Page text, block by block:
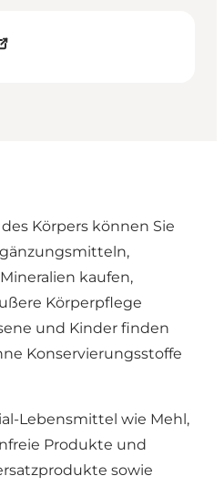
Körpers können Sie
kaufen,
Körperpflege
und Kinder finden
Konservierungsstoffe
Lebensmittel wie Mehl,
Produkte und
sowie